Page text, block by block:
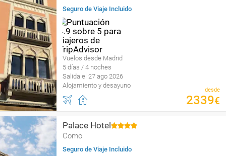
Seguro de Viaje Incluido
Vuelos desde Madrid
5 días / 4 noches
Salida el 27 ago 2026
Alojamiento y desayuno
desde
2339€
Palace Hotel
Como
Seguro de Viaje Incluido